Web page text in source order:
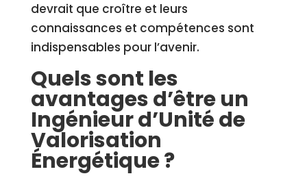
devrait que croître et leurs
connaissances et compétences sont
indispensables pour l’avenir.
Quels sont les
avantages d’être un
Ingénieur d’Unité de
Valorisation
Énergétique ?